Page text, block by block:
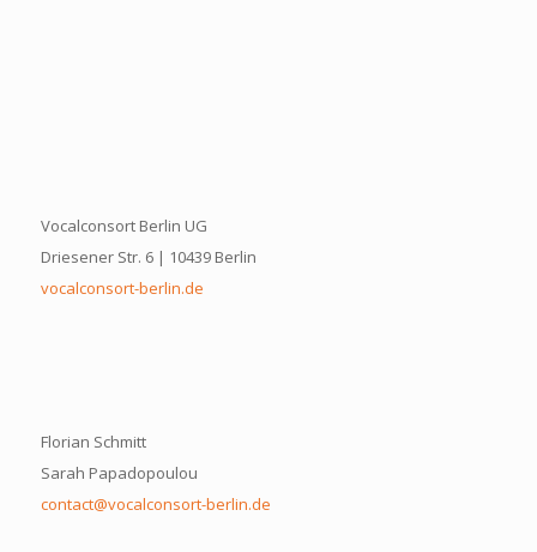
Vocalconsort Berlin UG
Driesener Str. 6 | 10439 Berlin
vocalconsort-berlin.de
Florian Schmitt
Sarah Papadopoulou
contact@vocalconsort-berlin.de